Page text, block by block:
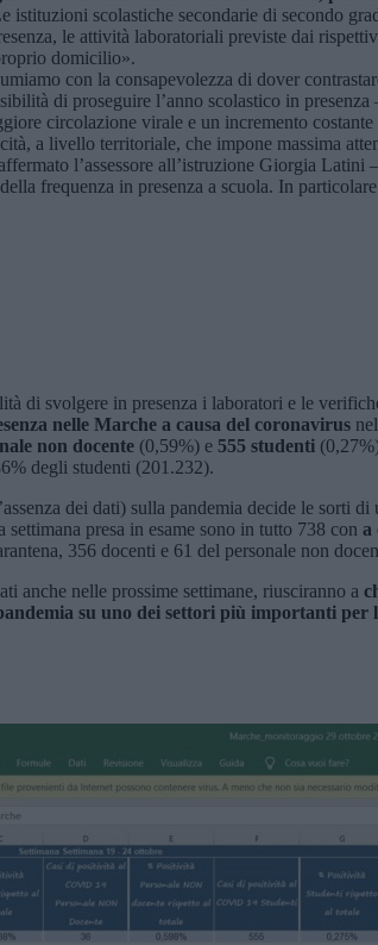
istituzioni scolastiche secondarie di secondo
le attività laboratoriali previste dai
domicilio».
con la consapevolezza di dover
di proseguire l’anno scolastico in
circolazione virale e un incremento
a livello territoriale, che impone massima
l’assessore all’istruzione Giorgia
frequenza in presenza a scuola. In
di svolgere in presenza i laboratori e le
nelle Marche a causa del coronavirus
non docente (0,59%) e 555 studenti
degli studenti (201.232).
dei dati) sulla pandemia decide le sorti
presa in esame sono in tutto 738 con a
356 docenti e 61 del personale non
anche nelle prossime settimane, riusciranno a
su uno dei settori più importanti per